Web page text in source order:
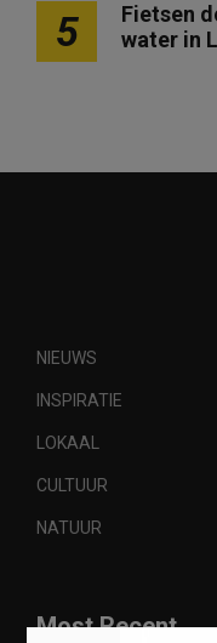
5
Fietsen
water in
NIEUWS
INSPIRATIE
LOKAAL
CULTUUR
NATUUR
Most Recent